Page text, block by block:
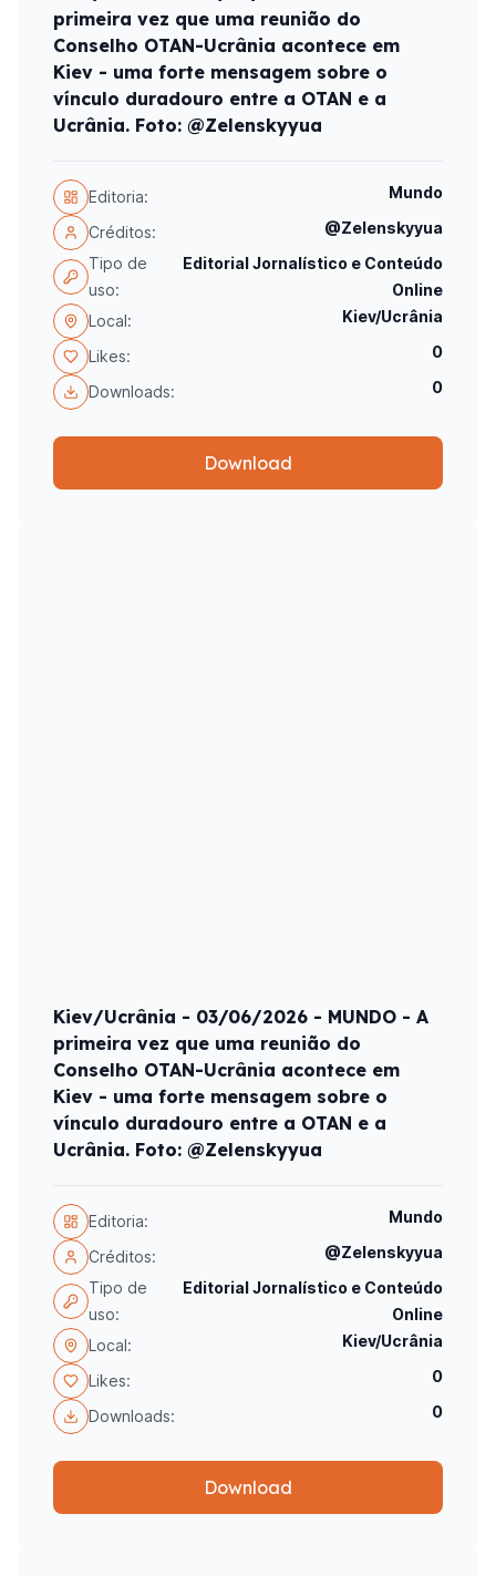
primeira vez que uma reunião do
Conselho OTAN-Ucrânia acontece em
Kiev - uma forte mensagem sobre o
vínculo duradouro entre a OTAN e a
Ucrânia. Foto: @Zelenskyyua
Editoria: Mundo
Créditos:
@Zelenskyyua
Tipo de
uso:
Editorial Jornalístico e Conteúdo
Online
Local:
Kiev/Ucrânia
Likes: 0
Downloads: 0
Download
Kiev/Ucrânia - 03/06/2026 - MUNDO - A
primeira vez que uma reunião do
Conselho OTAN-Ucrânia acontece em
Kiev - uma forte mensagem sobre o
vínculo duradouro entre a OTAN e a
Ucrânia. Foto: @Zelenskyyua
Editoria: Mundo
Créditos:
@Zelenskyyua
Tipo de
uso:
Editorial Jornalístico e Conteúdo
Online
Local:
Kiev/Ucrânia
Likes: 0
Downloads: 0
Download